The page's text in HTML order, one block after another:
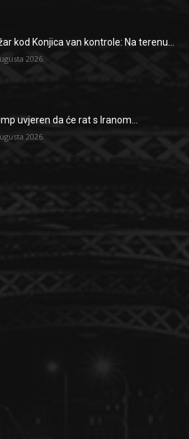
kod Konjica van kontrole: Na terenu...
2026.
uvjeren da će rat s Iranom...
2026.